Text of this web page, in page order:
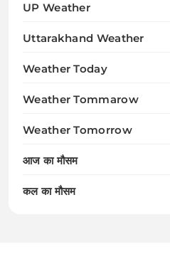
UP Weather
Uttarakhand Weather
Weather Today
Weather Tommarow
Weather Tomorrow
आज का मौसम
कल का मौसम